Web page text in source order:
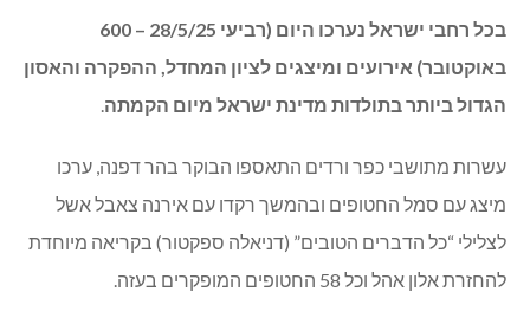
בכל רחבי ישראל נערכו היום (רביעי 28/5/25 – 600
באוקטובר) אירועים ומיצגים לציון המחדל, ההפקרה והאסון
הגדול ביותר בתולדות מדינת ישראל מיום הקמתה
עשרות מתושבי כפר ורדים התאספו הבוקר בהר דפנה, ערכו
מיצג עם סמל החטופים ובהמשך רקדו עם אירנה צאבל אשל
לצלילי “כל הדברים הטובים” (דניאלה ספקטור) בקריאה מיוחדת
להחזרת אלון אהל וכל 58 החטופים המופקרים בעזה.